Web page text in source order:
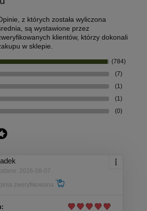
z których została wyliczona
są wystawione przez
klientów, którzy dokonali
w sklepie.
(784)
(7)
(1)
(1)
(0)
2026-08-07
zweryfikowana